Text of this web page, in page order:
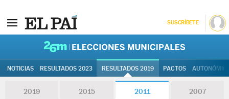
SUSCRÍBETE
NOTICIAS RESULTADOS 2023 RESULTADOS 2019 PACTOS
2019 2015 2011 2007